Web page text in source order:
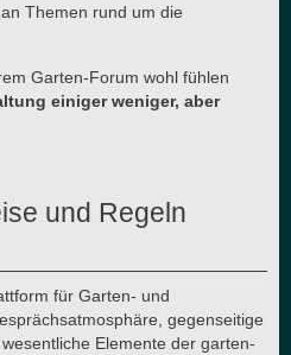
Themen rund um die
Garten-Forum wohl fühlen
einiger weniger, aber
und Regeln
für Garten- und
gegenseitige
Elemente der garten-